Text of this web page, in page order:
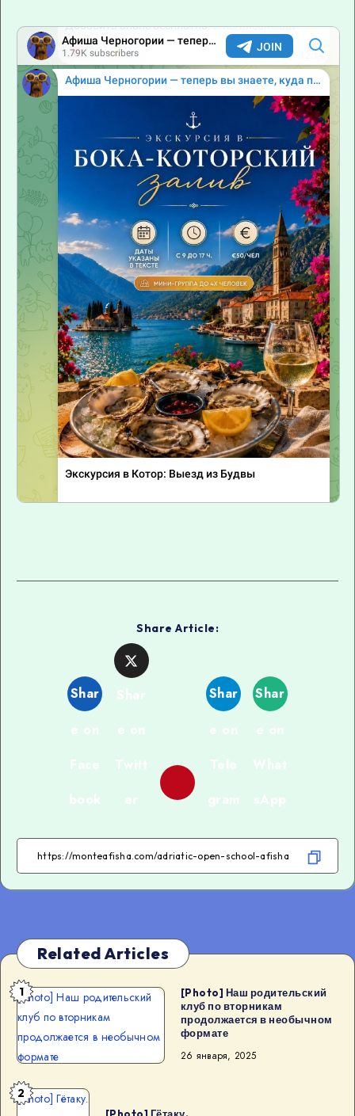
Share Article:
Shar
e on
Face
book
Shar
e on
Twitt
er
Shar
e on
Tele
gram
Shar
e on
What
sApp
Related Articles
[Photo] Наш родительский
клуб по вторникам
продолжается в необычном
формате
1
[Photo] Наш родительский
клуб по вторникам
продолжается в необычном
формате
26 января, 2025
[Photo] Гётаку.
2